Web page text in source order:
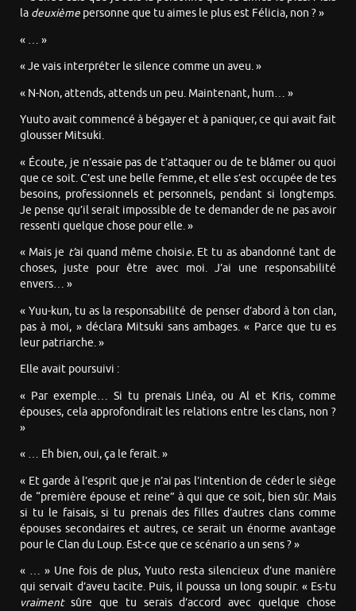
la deuxième personne que tu aimes le plus est Félicia, non ? »
« … »
« Je vais interpréter le silence comme un aveu. »
« N-Non, attends, attends un peu. Maintenant, hum… »
Yuuto avait commencé à bégayer et à paniquer, ce qui avait fait
glousser Mitsuki.
« Écoute, je n’essaie pas de t’attaquer ou de te blâmer ou quoi
que ce soit. C’est une belle femme, et elle s’est occupée de tes
besoins, professionnels et personnels, pendant si longtemps.
Je pense qu’il serait impossible de te demander de ne pas avoir
ressenti quelque chose pour elle. »
« Mais je t’ai quand même choisie. Et tu as abandonné tant de
choses, juste pour être avec moi. J’ai une responsabilité
envers… »
« Yuu-kun, tu as la responsabilité de penser d’abord à ton clan,
pas à moi, » déclara Mitsuki sans ambages. « Parce que tu es
leur patriarche. »
Elle avait poursuivi :
« Par exemple… Si tu prenais Linéa, ou Al et Kris, comme
épouses, cela approfondirait les relations entre les clans, non ?
»
« … Eh bien, oui, ça le ferait. »
« Et garde à l’esprit que je n’ai pas l’intention de céder le siège
de “première épouse et reine” à qui que ce soit, bien sûr. Mais
si tu le faisais, si tu prenais des filles d’autres clans comme
épouses secondaires et autres, ce serait un énorme avantage
pour le Clan du Loup. Est-ce que ce scénario a un sens ? »
« … » Une fois de plus, Yuuto resta silencieux d’une manière
qui servait d’aveu tacite. Puis, il poussa un long soupir. « Es-tu
vraiment sûre que tu serais d’accord avec quelque chose